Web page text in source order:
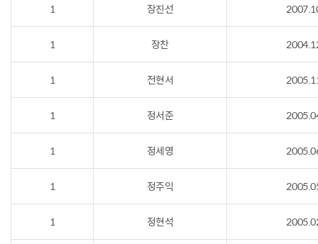
1 장진선
1 장찬
1 전현서
1 정서준
1 정세영
1 정주익
1 정현석